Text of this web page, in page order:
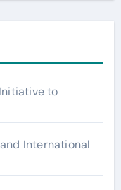
to
International